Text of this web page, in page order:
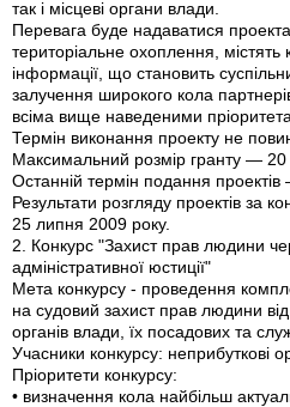
так і місцеві органи влади.
Перевага буде надаватися
територіальне охоплення, містять
інформації, що становить
залучення широкого кола
всіма вище наведеними
Термін виконання проекту не
Максимальний розмір гранту —
Останній термін подання
Результати розгляду проектів за
25 липня 2009 року.
2. Конкурс "Захист прав людини
адміністративної юстиції"
Мета конкурсу - проведення
на судовий захист прав людини від
органів влади, їх посадових та
Учасники конкурсу: неприбуткові
Пріоритети конкурсу:
• визначення кола найбільш